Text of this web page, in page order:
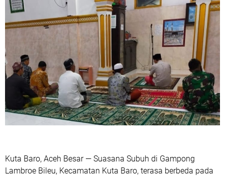
Kuta Baro, Aceh Besar — Suasana Subuh di Gampong
Lambroe Bileu, Kecamatan Kuta Baro, terasa berbeda pada